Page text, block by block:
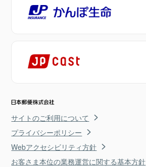
サイトのご利用について
プライバシーポリシー
Webアクセシビリティ方針
お客さま本位の業務運営に関する基本方針